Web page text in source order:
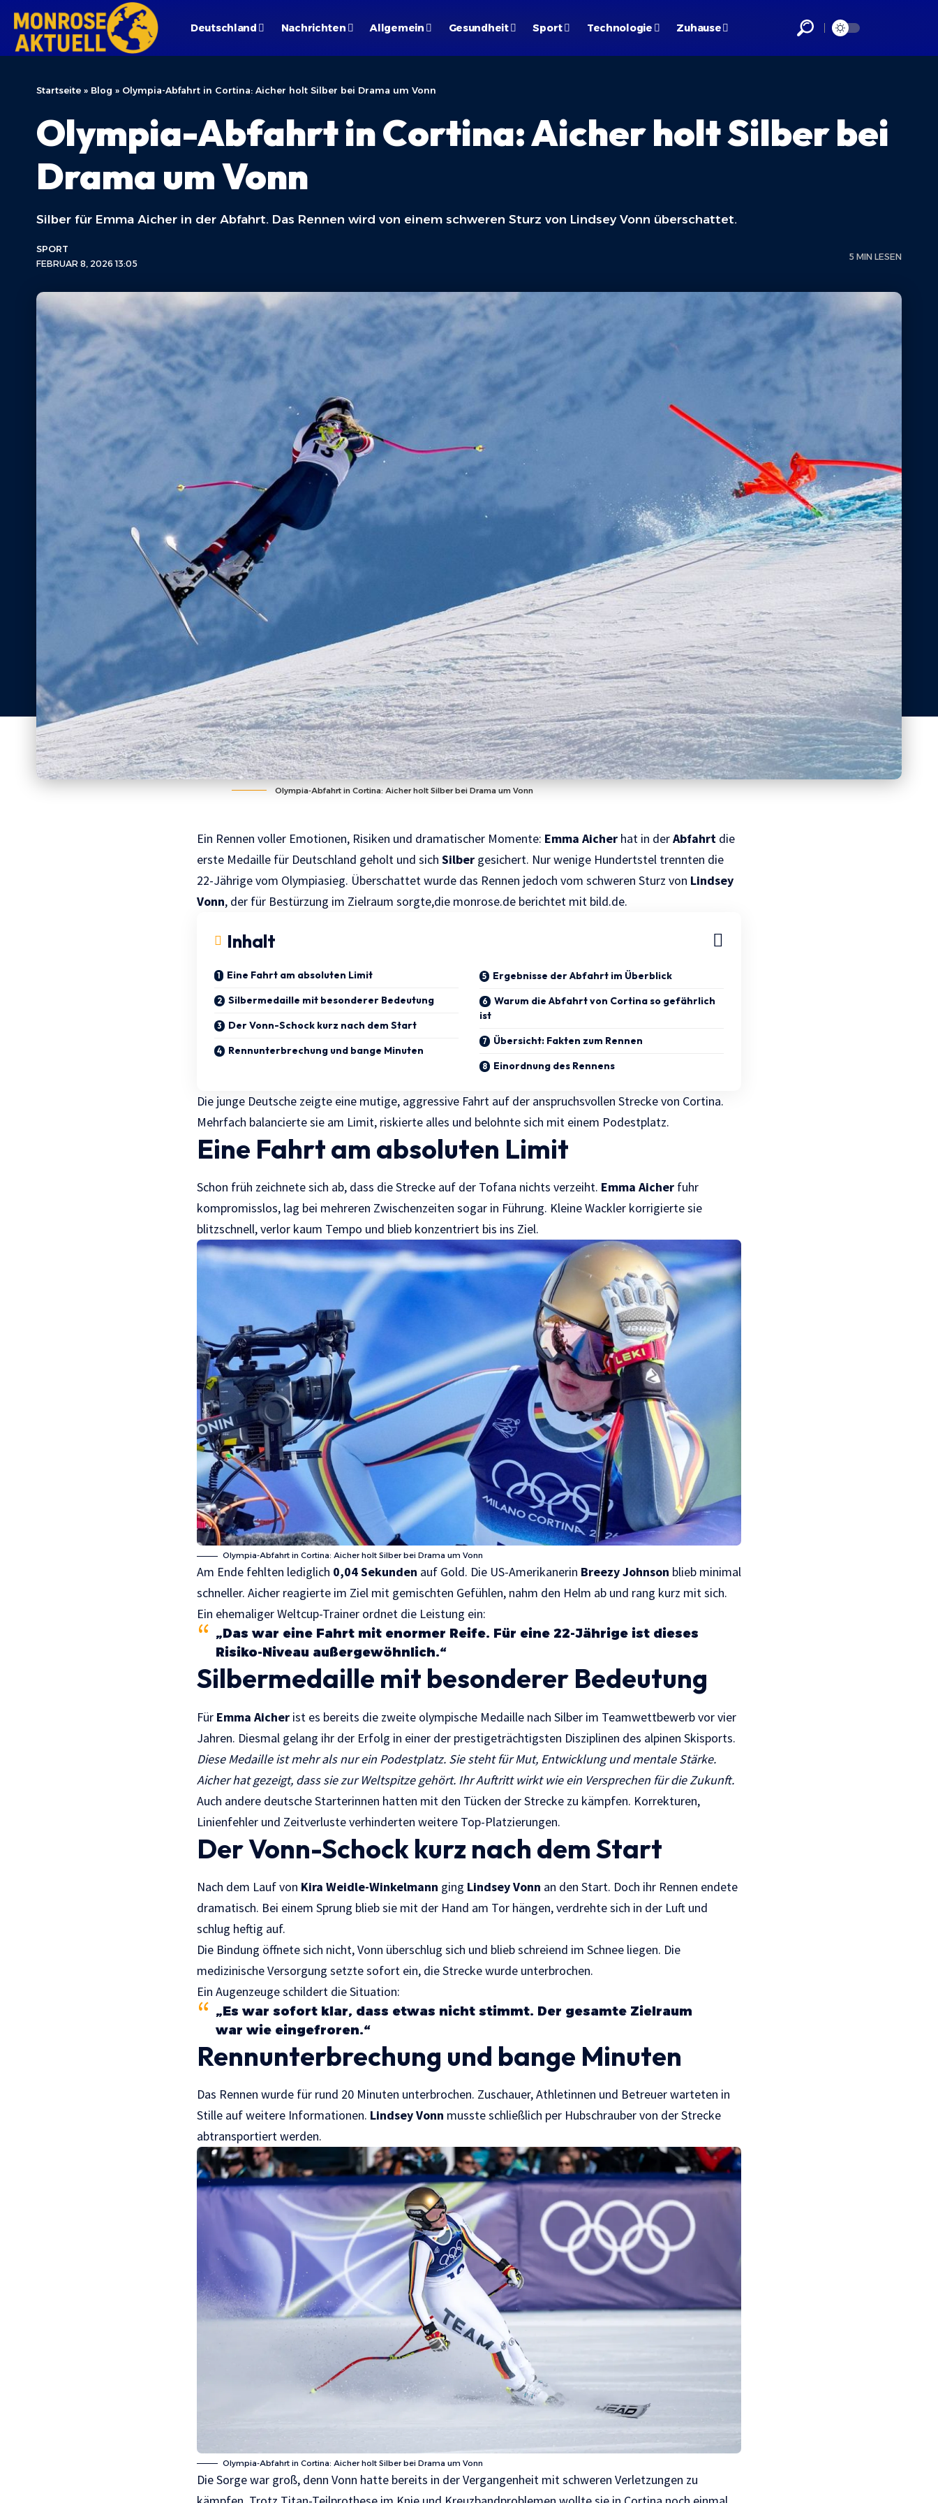
Deutschland Nachrichten Allgemein Gesundheit Sport Technologie Zuhause
Startseite » Blog » Olympia-Abfahrt in Cortina: Aicher holt Silber bei Drama um Vonn
Olympia-Abfahrt in Cortina: Aicher holt Silber bei
Drama um Vonn
Silber für Emma Aicher in der Abfahrt. Das Rennen wird von einem schweren Sturz von Lindsey Vonn überschattet.
FEBRUAR 8, 2026 13:05
SPORT
5 MIN LESEN
Olympia-Abfahrt in Cortina: Aicher holt Silber bei Drama um Vonn
Ein Rennen voller Emotionen, Risiken und dramatischer Momente: Emma Aicher hat in derAbfahrt die
erste Medaille für Deutschland geholt und sich Silber gesichert. Nur wenige Hundertstel trennten die
22-Jährige vom Olympiasieg. Überschattet wurde das Rennen jedoch vom schweren Sturz von Lindsey
Vonn, der für Bestürzung im Zielraum sorgte,die monrose.de berichtet mit bild.de.
Inhalt
Eine Fahrt am absoluten Limit
Silbermedaille mit besonderer Bedeutung
Der Vonn-Schock kurz nach dem Start
Rennunterbrechung und bange Minuten
Ergebnisse der Abfahrt im Überblick
Warum die Abfahrt von Cortina so gefährlich
ist
Übersicht: Fakten zum Rennen
Einordnung des Rennens
Die junge Deutsche zeigte eine mutige, aggressive Fahrt auf der anspruchsvollen Strecke von Cortina.
Mehrfach balancierte sie am Limit, riskierte alles und belohnte sich mit einem Podestplatz.
Eine Fahrt am absoluten Limit
Schon früh zeichnete sich ab, dass die Strecke auf der Tofana nichts verzeiht. Emma Aicher fuhr
kompromisslos, lag bei mehreren Zwischenzeiten sogar in Führung. Kleine Wackler korrigierte sie
blitzschnell, verlor kaum Tempo und blieb konzentriert bis ins Ziel.
Olympia-Abfahrt in Cortina: Aicher holt Silber bei Drama um Vonn
Am Ende fehlten lediglich 0,04 Sekunden auf Gold. Die US-Amerikanerin Breezy Johnson blieb minimal
schneller. Aicher reagierte im Ziel mit gemischten Gefühlen, nahm den Helm ab und rang kurz mit sich.
Ein ehemaliger Weltcup-Trainer ordnet die Leistung ein:
„Das war eine Fahrt mit enormer Reife. Für eine 22-Jährige ist dieses
Risiko-Niveau außergewöhnlich.“
Silbermedaille mit besonderer Bedeutung
Für Emma Aicher ist es bereits die zweite olympische Medaille nach Silber im Teamwettbewerb vor vier
Jahren. Diesmal gelang ihr der Erfolg in einer der prestigeträchtigsten Disziplinen des alpinen Skisports.
Diese Medaille ist mehr als nur ein Podestplatz. Sie steht für Mut, Entwicklung und mentale Stärke.
Aicher hat gezeigt, dass sie zur Weltspitze gehört. Ihr Auftritt wirkt wie ein Versprechen für die Zukunft.
Auch andere deutsche Starterinnen hatten mit den Tücken der Strecke zu kämpfen. Korrekturen,
Linienfehler und Zeitverluste verhinderten weitere Top-Platzierungen.
Der Vonn-Schock kurz nach dem Start
Nach dem Lauf von Kira Weidle-Winkelmann ging Lindsey Vonn an den Start. Doch ihr Rennen endete
dramatisch. Bei einem Sprung blieb sie mit der Hand am Tor hängen, verdrehte sich in der Luft und
schlug heftig auf.
Die Bindung öffnete sich nicht, Vonn überschlug sich und blieb schreiend im Schnee liegen. Die
medizinische Versorgung setzte sofort ein, die Strecke wurde unterbrochen.
Ein Augenzeuge schildert die Situation:
„Es war sofort klar, dass etwas nicht stimmt. Der gesamte Zielraum
war wie eingefroren.“
Rennunterbrechung und bange Minuten
Das Rennen wurde für rund 20 Minuten unterbrochen. Zuschauer, Athletinnen und Betreuer warteten in
Stille auf weitere Informationen. Lindsey Vonn musste schließlich per Hubschrauber von der Strecke
abtransportiert werden.
Olympia-Abfahrt in Cortina: Aicher holt Silber bei Drama um Vonn
Die Sorge war groß, denn Vonn hatte bereits in der Vergangenheit mit schweren Verletzungen zu